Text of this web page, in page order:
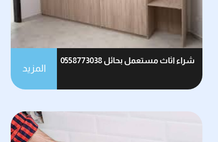
شراء اثاث مستعمل بحائل 0558773038
المزيد